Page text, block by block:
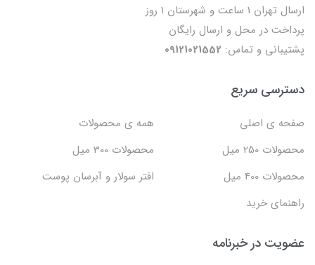
ارسال تهران 1 ساعت و شهرستان 1 روز
پرداخت در محل و ارسال رایگان
پشتیبانی و تماس: 09121021552
دسترسی سریع
صفحه ی اصلی
همه ی محصولات
محصولات 250 میل
محصولات 300 میل
محصولات 400 میل
افتر سولار و آبرسان پوست
راهنمای خرید
عضویت در خبرنامه